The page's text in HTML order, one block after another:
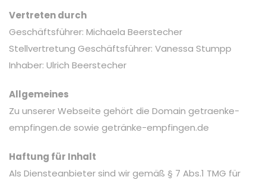
Vertreten durch
Geschäftsführer: Michaela Beerstecher
Stellvertretung Geschäftsführer: Vanessa Stumpp
Inhaber: Ulrich Beerstecher
Allgemeines
Zu unserer Webseite gehört die Domain getraenke-
empfingen.de sowie getränke-empfingen.de
Haftung für Inhalt
Als Diensteanbieter sind wir gemäß § 7 Abs.1 TMG für